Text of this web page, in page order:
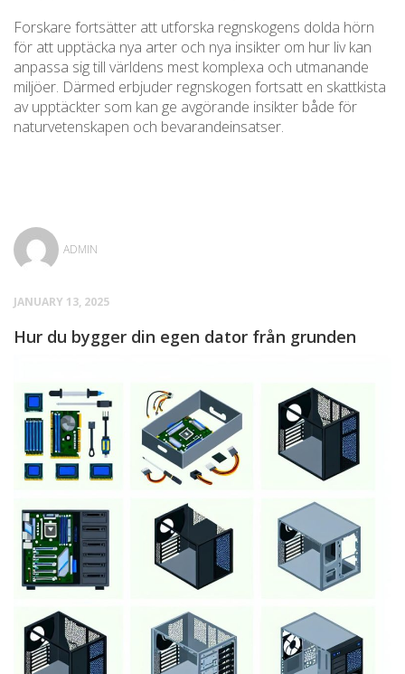
Forskare fortsätter att utforska regnskogens dolda hörn
för att upptäcka nya arter och nya insikter om hur liv kan
anpassa sig till världens mest komplexa och utmanande
miljöer. Därmed erbjuder regnskogen fortsatt en skattkista
av upptäckter som kan ge avgörande insikter både för
naturvetenskapen och bevarandeinsatser.
ADMIN
JANUARY 13, 2025
Hur du bygger din egen dator från grunden